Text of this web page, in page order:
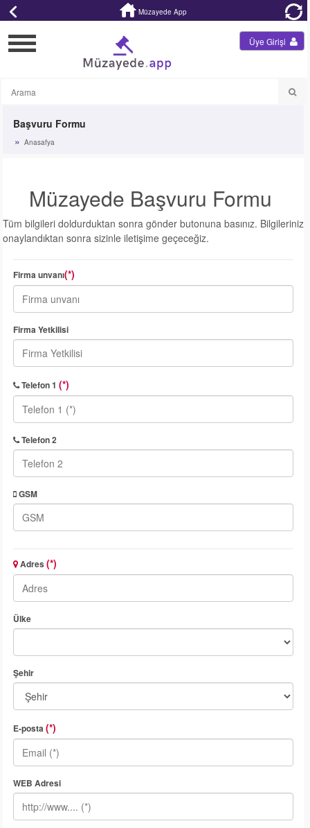
Müzayede App
Üye Girişi
Başvuru Formu
Anasafya
Müzayede Başvuru Formu
Tüm bilgileri doldurduktan sonra gönder butonuna basınız. Bilgileriniz
onaylandıktan sonra sizinle iletişime geçeceğiz.
Firma unvanı(*)
Firma Yetkilisi
Telefon 1(*)
Telefon 2
GSM
Adres(*)
Ülke
Şehir
E-posta(*)
WEB Adresi